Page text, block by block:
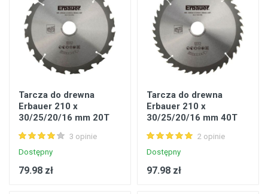
Tarcza do drewna
Erbauer 210 x
30/25/20/16 mm 20T
3 opinie
Dostępny
79.98 zł
Tarcza do drewna
Erbauer 210 x
30/25/20/16 mm 40T
2 opinie
Dostępny
97.98 zł